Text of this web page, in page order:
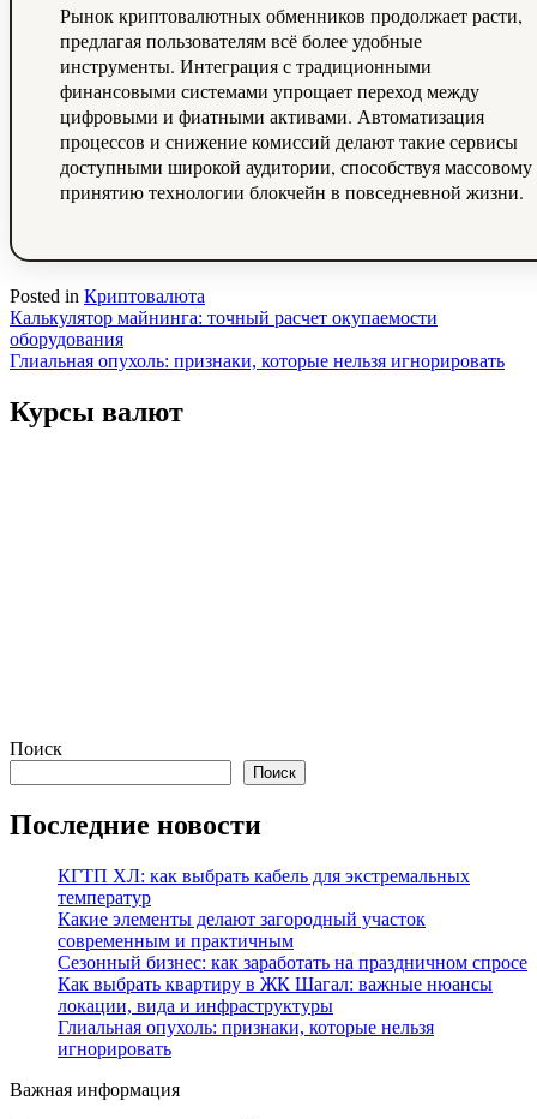
Рынок криптовалютных обменников продолжает расти,
предлагая пользователям всё более удобные
инструменты. Интеграция с традиционными
финансовыми системами упрощает переход между
цифровыми и фиатными активами. Автоматизация
процессов и снижение комиссий делают такие сервисы
доступными широкой аудитории, способствуя массовому
принятию технологии блокчейн в повседневной жизни.
Posted in Криптовалюта
Навигация
по
Калькулятор майнинга: точный расчет окупаемости
оборудования
Глиальная опухоль: признаки, которые нельзя игнорировать
Курсы валют
Поиск
Поиск
Последние новости
КГТП ХЛ: как выбрать кабель для экстремальных
температур
Какие элементы делают загородный участок
современным и практичным
Сезонный бизнес: как заработать на праздничном спросе
Как выбрать квартиру в ЖК Шагал: важные нюансы
локации, вида и инфраструктуры
Глиальная опухоль: признаки, которые нельзя
игнорировать
Важная информация